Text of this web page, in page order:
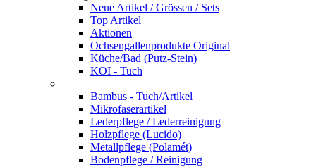
Neue Artikel / Grössen / Sets
Top Artikel
Aktionen
Ochsengallenprodukte Original
Küche/Bad (Putz-Stein)
KOI - Tuch
Bambus - Tuch/Artikel
Mikrofaserartikel
Lederpflege / Lederreinigung
Holzpflege (Lucido)
Metallpflege (Polamét)
Bodenpflege / Reinigung